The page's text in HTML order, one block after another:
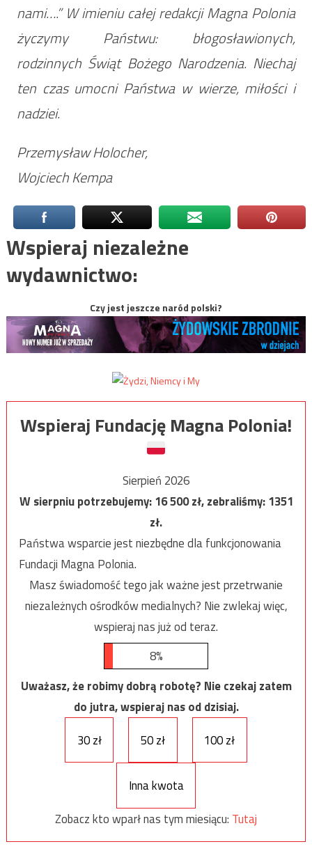
nami….” W imieniu całej redakcji Magna Polonia
życzymy Państwu: błogosławionych,
rodzinnych Świąt Bożego Narodzenia. Niechaj
ten czas umocni Państwa w wierze, miłości i
nadziei.
Przemysław Holocher,
Wojciech Kempa
Wspieraj niezależne
wydawnictwo:
Czy jest jeszcze naród polski?
Wspieraj Fundację Magna Polonia!
Sierpień 2026
W sierpniu potrzebujemy:16 500zł, zebraliśmy:1351
zł.
Państwa wsparcie jest niezbędne dla funkcjonowania
Fundacji Magna Polonia.
Masz świadomość tego jak ważne jest przetrwanie
niezależnych ośrodków medialnych? Nie zwlekaj więc,
wspieraj nas już od teraz.
8%
Uważasz, że robimy dobrą robotę? Nie czekaj zatem
do jutra, wspieraj nas od dzisiaj.
30 zł
50 zł 100 zł
Inna kwota
Zobacz kto wparł nas tym miesiącu: Tutaj